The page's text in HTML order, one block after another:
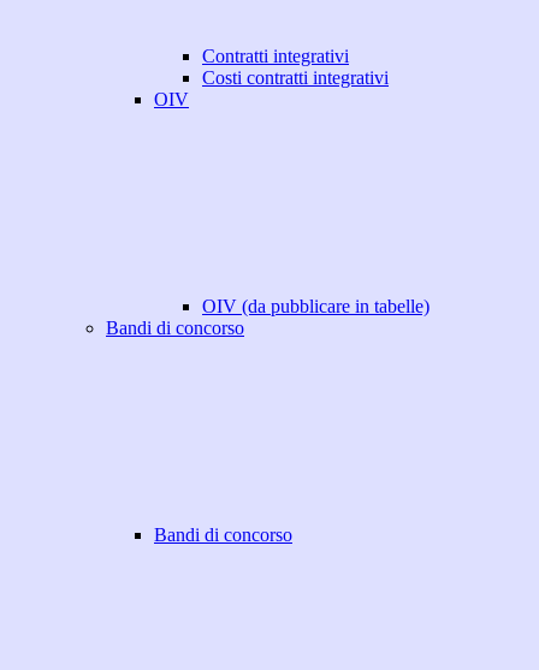
Contratti integrativi
Costi contratti integrativi
OIV
OIV (da pubblicare in tabelle)
Bandi di concorso
Bandi di concorso